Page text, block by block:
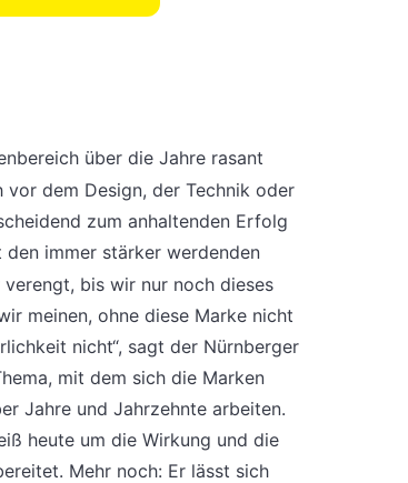
über die Jahre rasant
dem Design, der Technik oder
zum anhaltenden Erfolg
den immer stärker werdenden
bis wir nur noch dieses
meinen, ohne diese Marke nicht
nicht“, sagt der Nürnberger
mit dem sich die Marken
Jahre und Jahrzehnte arbeiten.
heute um die Wirkung und die
Mehr noch: Er lässt sich